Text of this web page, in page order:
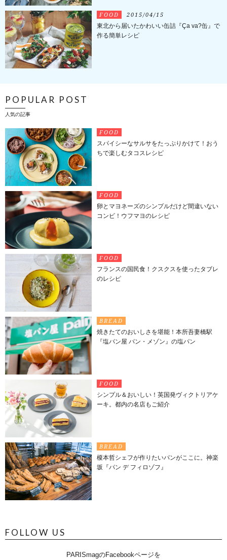
FOOD 2015/04/15
東北から届いたかわいい缶詰『Ça va?缶』で
作る簡単レシピ
POPULAR POST
人気の記事
FOOD
スパイシーなサルサをたっぷりかけて！おう
ちで楽しむタコスレシピ
FOOD
卵とマヨネーズのシンプルだけど間違いない
コンビ！ウフマヨのレシピ
FOOD
フランスの国民食！クスクスを使ったタブレ
のレシピ
BREAD
焼きたてのおいしさを堪能！本所吾妻橋駅
『塩パン屋 パン・メゾン』の塩パン
FOOD
シンプル＆おいしい！英国発ヴィクトリアケ
ーキ。都内の名店もご紹介
BREAD
榎本哲シェフが作りたいパンがここに。神楽
坂『パン デ フィロゾフ』
FOLLOW US
PARISmagのFacebookページを